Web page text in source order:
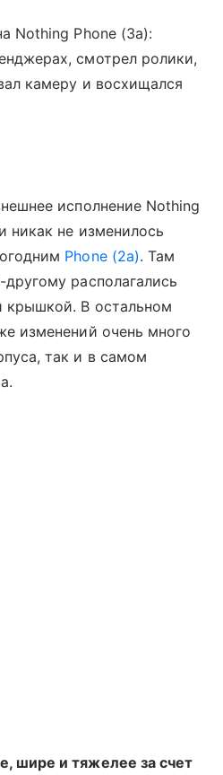
Nothing Phone (3a):
смотрел ролики,
камеру и восхищался
исполнение Nothing
никак не изменилось
Phone (2a). Там
располагались
крышкой. В остальном
изменений очень много
так и в самом
шире и тяжелее за счет